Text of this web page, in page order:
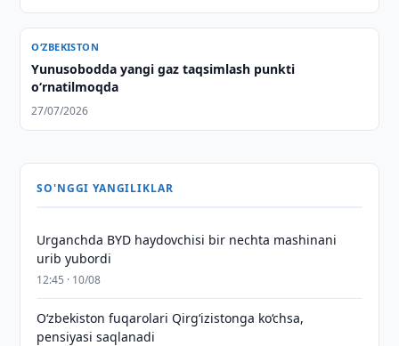
O‘ZBEKISTON
Yunusobodda yangi gaz taqsimlash punkti
o‘rnatilmoqda
27/07/2026
SO'NGGI YANGILIKLAR
Urganchda BYD haydovchisi bir nechta mashinani
urib yubordi
12:45 · 10/08
O‘zbekiston fuqarolari Qirg‘izistonga ko‘chsa,
pensiyasi saqlanadi